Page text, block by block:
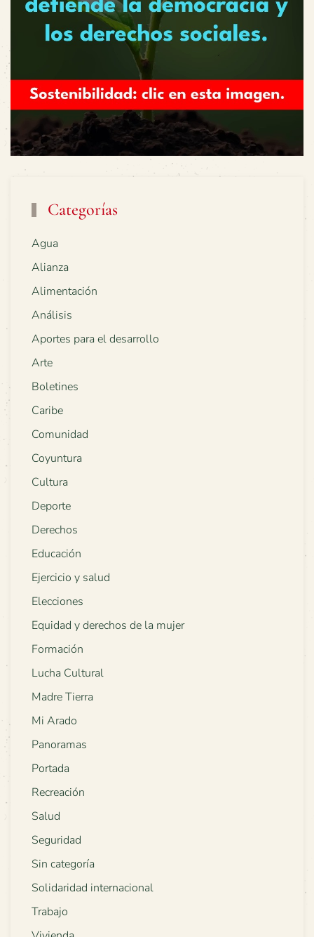
Categorías
Agua
Alianza
Alimentación
Análisis
Aportes para el desarrollo
Arte
Boletines
Caribe
Comunidad
Coyuntura
Cultura
Deporte
Derechos
Educación
Ejercicio y salud
Elecciones
Equidad y derechos de la mujer
Formación
Lucha Cultural
Madre Tierra
Mi Arado
Panoramas
Portada
Recreación
Salud
Seguridad
Sin categoría
Solidaridad internacional
Trabajo